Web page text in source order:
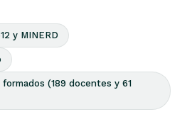
y MINERD
formados (189 docentes y 61